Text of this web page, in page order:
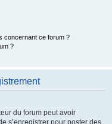
concernant ce forum ?
?
du forum peut avoir
s’enregistrer pour poster des